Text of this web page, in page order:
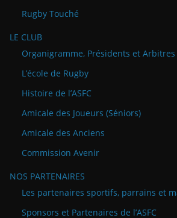
Rugby Touché
LE CLUB
Organigramme, Présidents et Arbitres
L’école de Rugby
Histoire de l’ASFC
Amicale des Joueurs (Séniors)
Amicale des Anciens
Commission Avenir
NOS PARTENAIRES
Les partenaires sportifs, parrains et
Sponsors et Partenaires de l’ASFC